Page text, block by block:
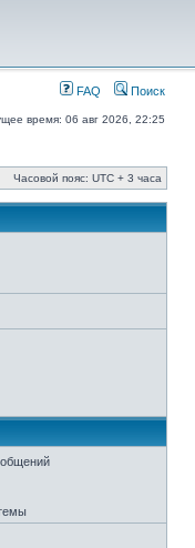
FAQ Поиск
время: 06 авг 2026, 22:25
Часовой пояс: UTC + 3 часа